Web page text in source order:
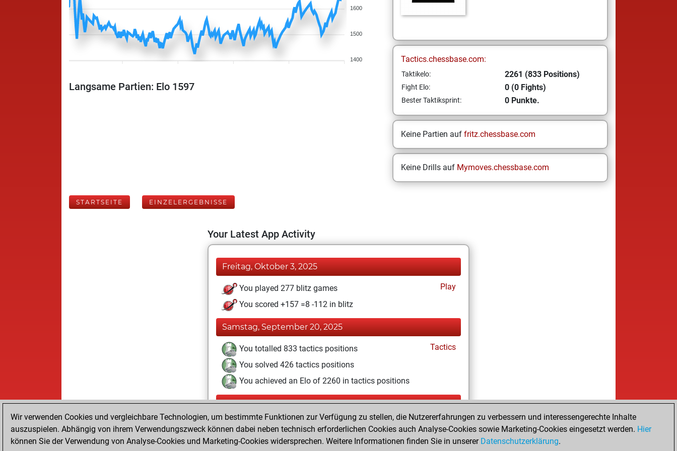
1600
1500
1400
Langsame Partien: Elo 1597
Tactics.chessbase.com:
Taktikelo: 2261 (833 Positions)
Fight Elo: 0 (0 Fights)
Bester Taktiksprint: 0 Punkte.
Keine Partien auf fritz.chessbase.com
Keine Drills auf Mymoves.chessbase.com
STARTSEITE EINZELERGEBNISSE
Your Latest App Activity
Freitag, Oktober 3, 2025
You played 277 blitz games
Play
You scored +157 =8 -112 in blitz
Samstag, September 20, 2025
You totalled 833 tactics positions
Tactics
You solved 426 tactics positions
You achieved an Elo of 2260 in tactics positions
Mittwoch, August 13, 2025
You played 1 slow games
Play
You scored +0 =0 -1 in slow games
Wir verwenden Cookies und vergleichbare Technologien, um bestimmte Funktionen zur Verfügung zu stellen, die Nutzererfahrungen zu verbessern und interessengerechte Inhalte
auszuspielen. Abhängig von ihrem Verwendungszweck können dabei neben technisch erforderlichen Cookies auch Analyse-Cookies sowie Marketing-Cookies eingesetzt werden. Hier
können Sie der Verwendung von Analyse-Cookies und Marketing-Cookies widersprechen. Weitere Informationen finden Sie in unserer Datenschutzerklärung.